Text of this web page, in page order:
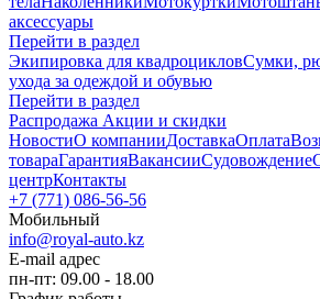
аксессуары
Перейти в раздел
Экипировка для квадроцикловСумки,
ухода за одеждой и обувью
Перейти в раздел
Распродажа Акции и скидки
НовостиО компанииДоставкаОплата
товараГарантияВакансииСудовождение
центрКонтакты
+7 (771) 086-56-56
Мобильный
info@royal-auto.kz
E-mail адрес
пн-пт: 09.00 - 18.00